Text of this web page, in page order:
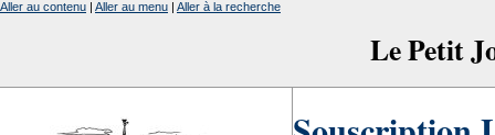
Le Petit
Aller au contenu | Aller au menu | Aller à la recherche